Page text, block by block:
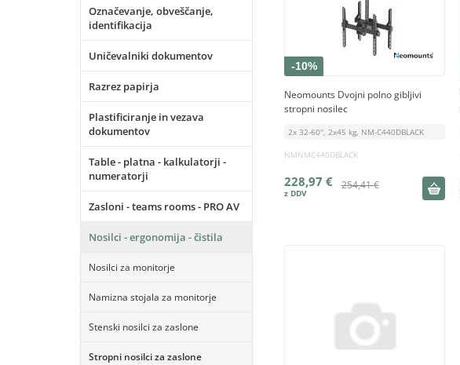
Označevanje, obveščanje,
identifikacija
Uničevalniki dokumentov
Razrez papirja
Plastificiranje in vezava
dokumentov
Table - platna - kalkulatorji -
numeratorji
Zasloni - teams rooms - PRO AV
Nosilci - ergonomija - čistila
Nosilci za monitorje
Namizna stojala za monitorje
Stenski nosilci za zaslone
Stropni nosilci za zaslone
-10%
Neomounts Dvojni polno gibljivi
stropni nosilec
2x 32-60'', 2x45 kg, NM-C440DBLACK
NMNMC440DBLACK
254,41 €
228,97 €